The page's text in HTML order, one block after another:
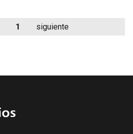
1 siguiente